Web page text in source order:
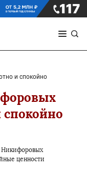
и спокойно
ценности